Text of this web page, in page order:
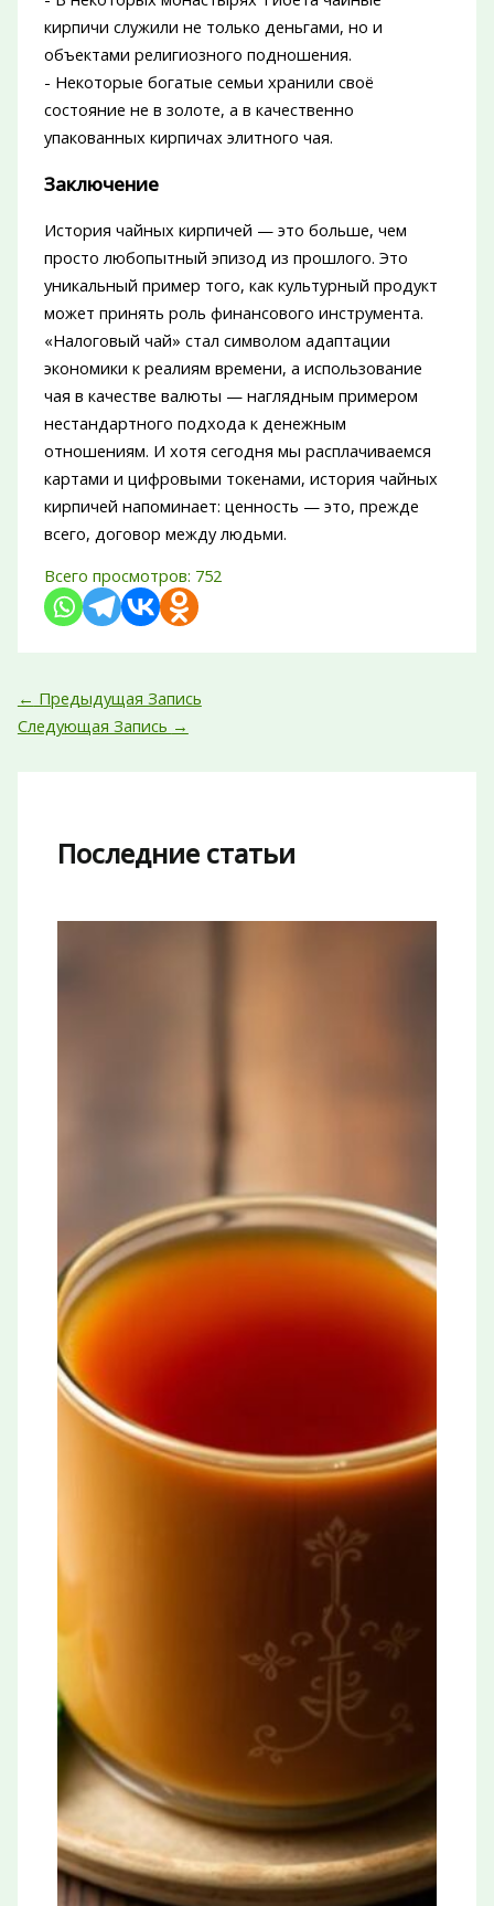
кирпичи служили не только деньгами, но и
объектами религиозного подношения.
- Некоторые богатые семьи хранили своё
состояние не в золоте, а в качественно
упакованных кирпичах элитного чая.
Заключение
История чайных кирпичей — это больше, чем
просто любопытный эпизод из прошлого. Это
уникальный пример того, как культурный продукт
может принять роль финансового инструмента.
«Налоговый чай» стал символом адаптации
экономики к реалиям времени, а использование
чая в качестве валюты — наглядным примером
нестандартного подхода к денежным
отношениям. И хотя сегодня мы расплачиваемся
картами и цифровыми токенами, история чайных
кирпичей напоминает: ценность — это, прежде
всего, договор между людьми.
Всего просмотров: 752
← Предыдущая Запись
Следующая Запись →
Последние статьи